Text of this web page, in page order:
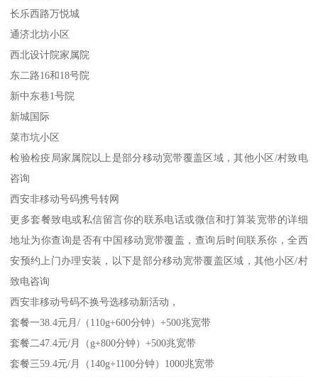
长乐西路万悦城
通济北坊小区
西北设计院家属院
东二路16和18号院
新中东巷1号院
新城国际
菜市坑小区
检验检疫局家属院以上是部分移动宽带覆盖区域，其他小区/村致电
咨询
西安非移动号码携号转网
更多套餐致电或私信留言你的联系电话或微信和打算装宽带的详细
地址为你查询是否有中国移动宽带覆盖，查询后时间联系你，全西
安预约上门办理安装，以下是部分移动宽带覆盖区域，其他小区/村
致电咨询
西安非移动号码不换号选移动新活动，
套餐一38.4元月/（110g+600分钟）+500兆宽带
套餐二47.4元/月（g+800分钟）+500兆宽带
套餐三59.4元/月（140g+1100分钟）1000兆宽带